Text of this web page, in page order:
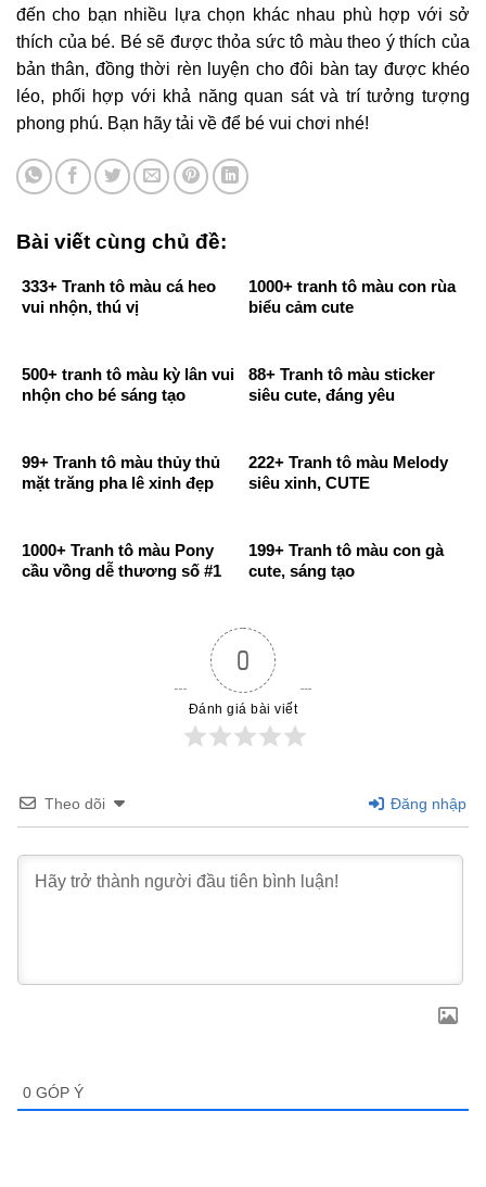
đến cho bạn nhiều lựa chọn khác nhau phù hợp với sở
thích của bé. Bé sẽ được thỏa sức tô màu theo ý thích của
bản thân, đồng thời rèn luyện cho đôi bàn tay được khéo
léo, phối hợp với khả năng quan sát và trí tưởng tượng
phong phú. Bạn hãy tải về để bé vui chơi nhé!
Bài viết cùng chủ đề:
333+ Tranh tô màu cá heo
vui nhộn, thú vị
1000+ tranh tô màu con rùa
biểu cảm cute
500+ tranh tô màu kỳ lân vui
nhộn cho bé sáng tạo
88+ Tranh tô màu sticker
siêu cute, đáng yêu
99+ Tranh tô màu thủy thủ
mặt trăng pha lê xinh đẹp
222+ Tranh tô màu Melody
siêu xinh, CUTE
1000+ Tranh tô màu Pony
cầu vồng dễ thương số #1
199+ Tranh tô màu con gà
cute, sáng tạo
0
Đánh giá bài viết
Theo dõi Đăng nhập
0 GÓP Ý